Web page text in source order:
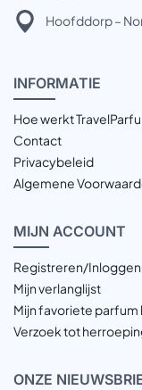
Hoofddorp –
INFORMATIE
Hoe werkt
Contact
Privacybeleid
Algemene
MIJN ACCOUNT
Registreren/Inloggen
Mijn verlanglijst
Mijn favoriete parfum
Verzoek tot
ONZE